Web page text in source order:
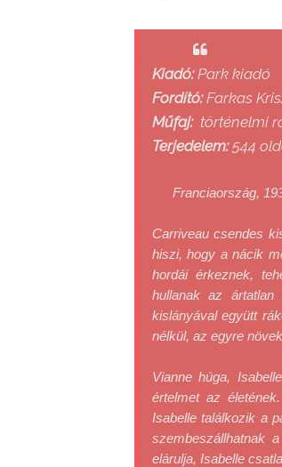
Kiadó:Park kiadó
Fordító:Farkas
Műfaj: történelmi
Terjedelem:544
Franciaország,
Carriveau csendes
hiszi, hogy a nácik
hordái érkeznek,
hullanak az
kislányával együtt
nélkül, az egyre
Vianne húga,
értelmet az
Isabelle találkozik a
szembeszállhatnak
elárulja, Isabelle